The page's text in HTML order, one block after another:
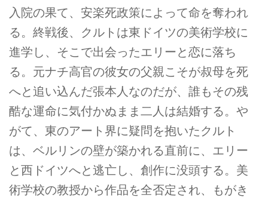
入院の果て、安楽死政策によって命を奪われ
る。終戦後、クルトは東ドイツの美術学校に
進学し、そこで出会ったエリーと恋に落ち
る。元ナチ高官の彼女の父親こそが叔母を死
へと追い込んだ張本人なのだが、誰もその残
酷な運命に気付かぬまま二人は結婚する。や
がて、東のアート界に疑問を抱いたクルト
は、ベルリンの壁が築かれる直前に、エリー
と⻄ドイツへと逃亡し、創作に没頭する。美
術学校の教授から作品を全否定され、もがき